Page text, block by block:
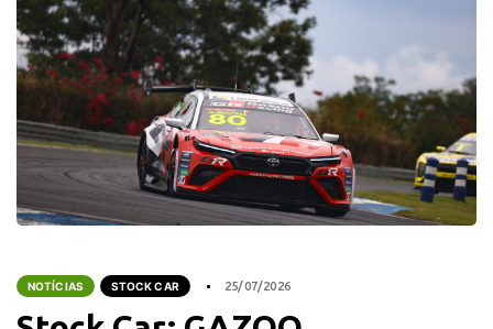
NOTÍCIAS STOCK CAR 25/07/2026